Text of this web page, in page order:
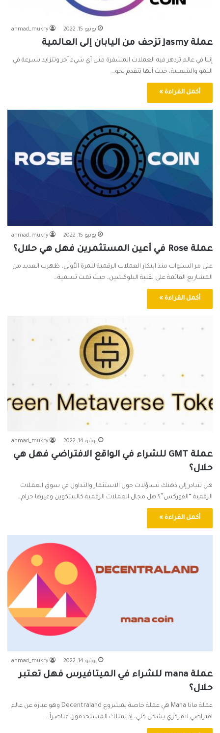
ahmad_mukry يونيو 15, 2022
عملة Jasmy تزحف من اليابان إلى العالمية
إننا في عالم تزدهر فيه العملات المشفرة مثل أي شيء آخر وتتزايد بسرعة في
النمو والشعبية، حيث أنها تتقدم نحو…
أكمل القراءة »
ahmad_mukry يونيو 15, 2022
عملة Rose في أعين المستثمرين فهل هي حلال؟
على مر السنوات منذ ابتكار العملات الرقمية للمرة الأولى، ظهرت العديد من
المشاريع القائمة على تقنية البلوكشين، حيث تمت تسمية…
أكمل القراءة »
ahmad_mukry يونيو 14, 2022
عملة GMT للشراء في الواقع الافتراضي فهل هي
حلال؟
هل تتبادر إلى ذهنك تساؤلات حول الاستثمار والتداول في سوق العملات
الرقمية “الفوركس”؟ هل مجال العملات الرقمية كالبيتكوين وغيرها حرام…
أكمل القراءة »
ahmad_mukry يونيو 14, 2022
عملة mana للشراء في الميتافيرس فهل تعتبر
حلال؟
عملة مانا Mana هي عملة خاصة بمشروع Decentraland وهو عبارة عن عالم
افتراضي لامركزي بشكل كلي، إذ يمتلك المستخدمون عناصراً…